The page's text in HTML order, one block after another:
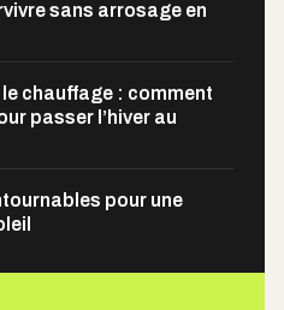
sans arrosage en
chauffage : comment
passer l’hiver au
pour une